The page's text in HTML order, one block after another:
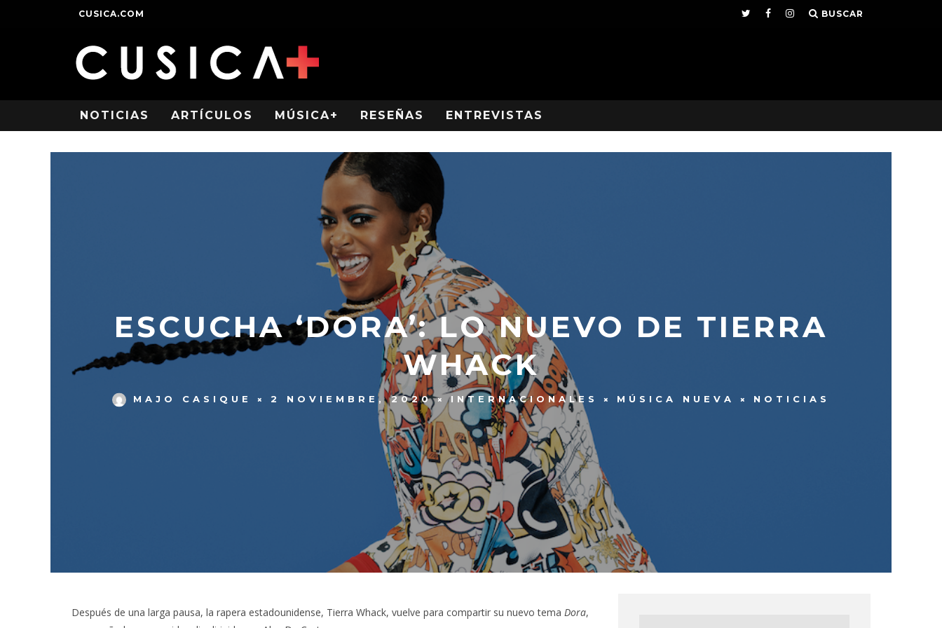
CUSICA.COM BUSCAR
NOTICIAS ARTÍCULOS MÚSICA+ RESEÑAS ENTREVISTAS
ESCUCHA ‘DORA’: LO NUEVO DE TIERRA
WHACK
MAJO CASIQUE 2 NOVIEMBRE, 2020 INTERNACIONALES MÚSICA NUEVA NOTICIAS
Después de una larga pausa, la rapera estadounidense, Tierra Whack, vuelve para compartir su nuevo tema Dora,